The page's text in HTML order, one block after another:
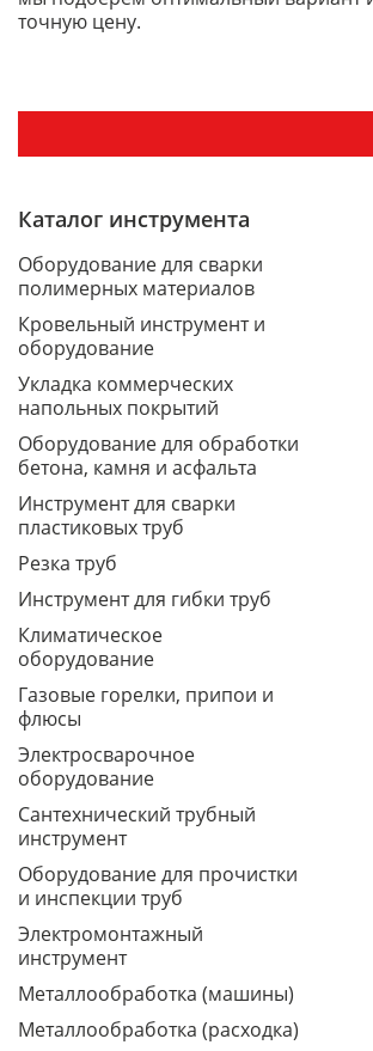
точную цену.
Каталог инструмента
Оборудование для сварки
полимерных материалов
Кровельный инструмент и
оборудование
Укладка коммерческих
напольных покрытий
Оборудование для обработки
бетона, камня и асфальта
Инструмент для сварки
пластиковых труб
Резка труб
Инструмент для гибки труб
Климатическое
оборудование
Газовые горелки, припои и
флюсы
Электросварочное
оборудование
Сантехнический трубный
инструмент
Оборудование для прочистки
и инспекции труб
Электромонтажный
инструмент
Металлообработка (машины)
Металлообработка (расходка)